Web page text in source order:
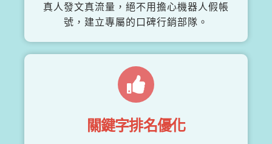
真人發文真流量，絕不用擔心機器人假帳
號，建立專屬的口碑行銷部隊。
關鍵字排名優化